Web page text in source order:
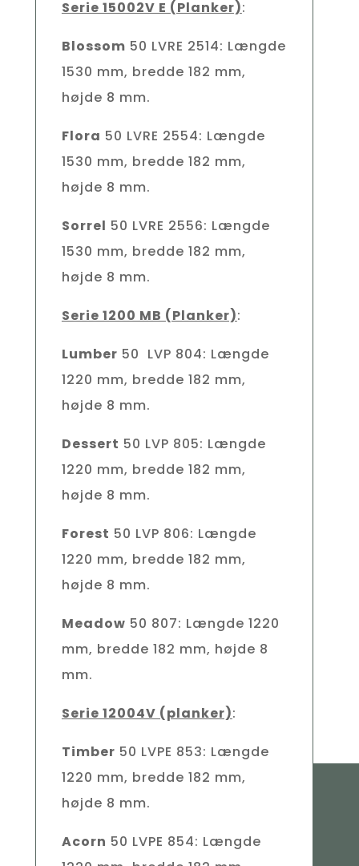
Serie 15002V E (Planker):
Blossom 50 LVRE 2514: Længde
1530 mm, bredde 182 mm,
højde 8 mm.
Flora 50 LVRE 2554: Længde
1530 mm, bredde 182 mm,
højde 8 mm.
Sorrel 50 LVRE 2556: Længde
1530 mm, bredde 182 mm,
højde 8 mm.
Serie 1200 MB (Planker):
Lumber 50 LVP 804: Længde
1220 mm, bredde 182 mm,
højde 8 mm.
Dessert 50 LVP 805: Længde
1220 mm, bredde 182 mm,
højde 8 mm.
Forest 50 LVP 806: Længde
1220 mm, bredde 182 mm,
højde 8 mm.
Meadow 50 807: Længde 1220
mm, bredde 182 mm, højde 8
mm.
Serie 12004V (planker):
Timber 50 LVPE 853: Længde
1220 mm, bredde 182 mm,
højde 8 mm.
Acorn 50 LVPE 854: Længde